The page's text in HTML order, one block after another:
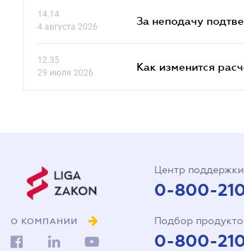
14.14
4 августа 2026
За неподачу
12.35
29 июля 2026
Как изменится
О КОМПАНИИ
Центр
0-800-
Подбор
0-800-